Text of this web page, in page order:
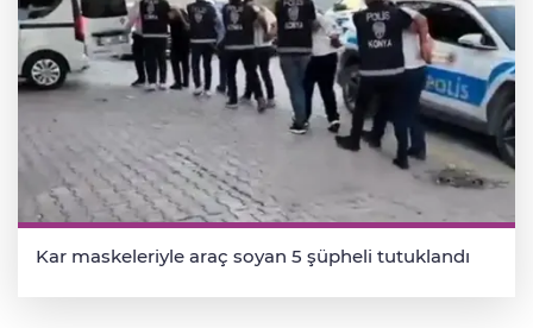
Kar maskeleriyle araç soyan 5 şüpheli tutuklandı